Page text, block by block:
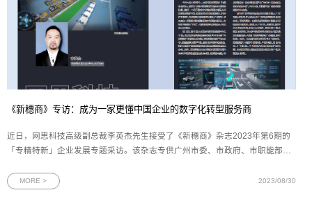
《新穗商》专访：成为一家更懂中国企业的数字化转型服务商
近日，网思科技高级副总裁李英杰先生接受了《新穗商》杂志2023年第6期的
「专精特新」企业发展专题采访。该杂志专供广州市委、市政府、市职能部门
该杂志的报道，有效提升了网思科技在广州政府中的影响力。本文首发于《新
MORE > 2023/08/30